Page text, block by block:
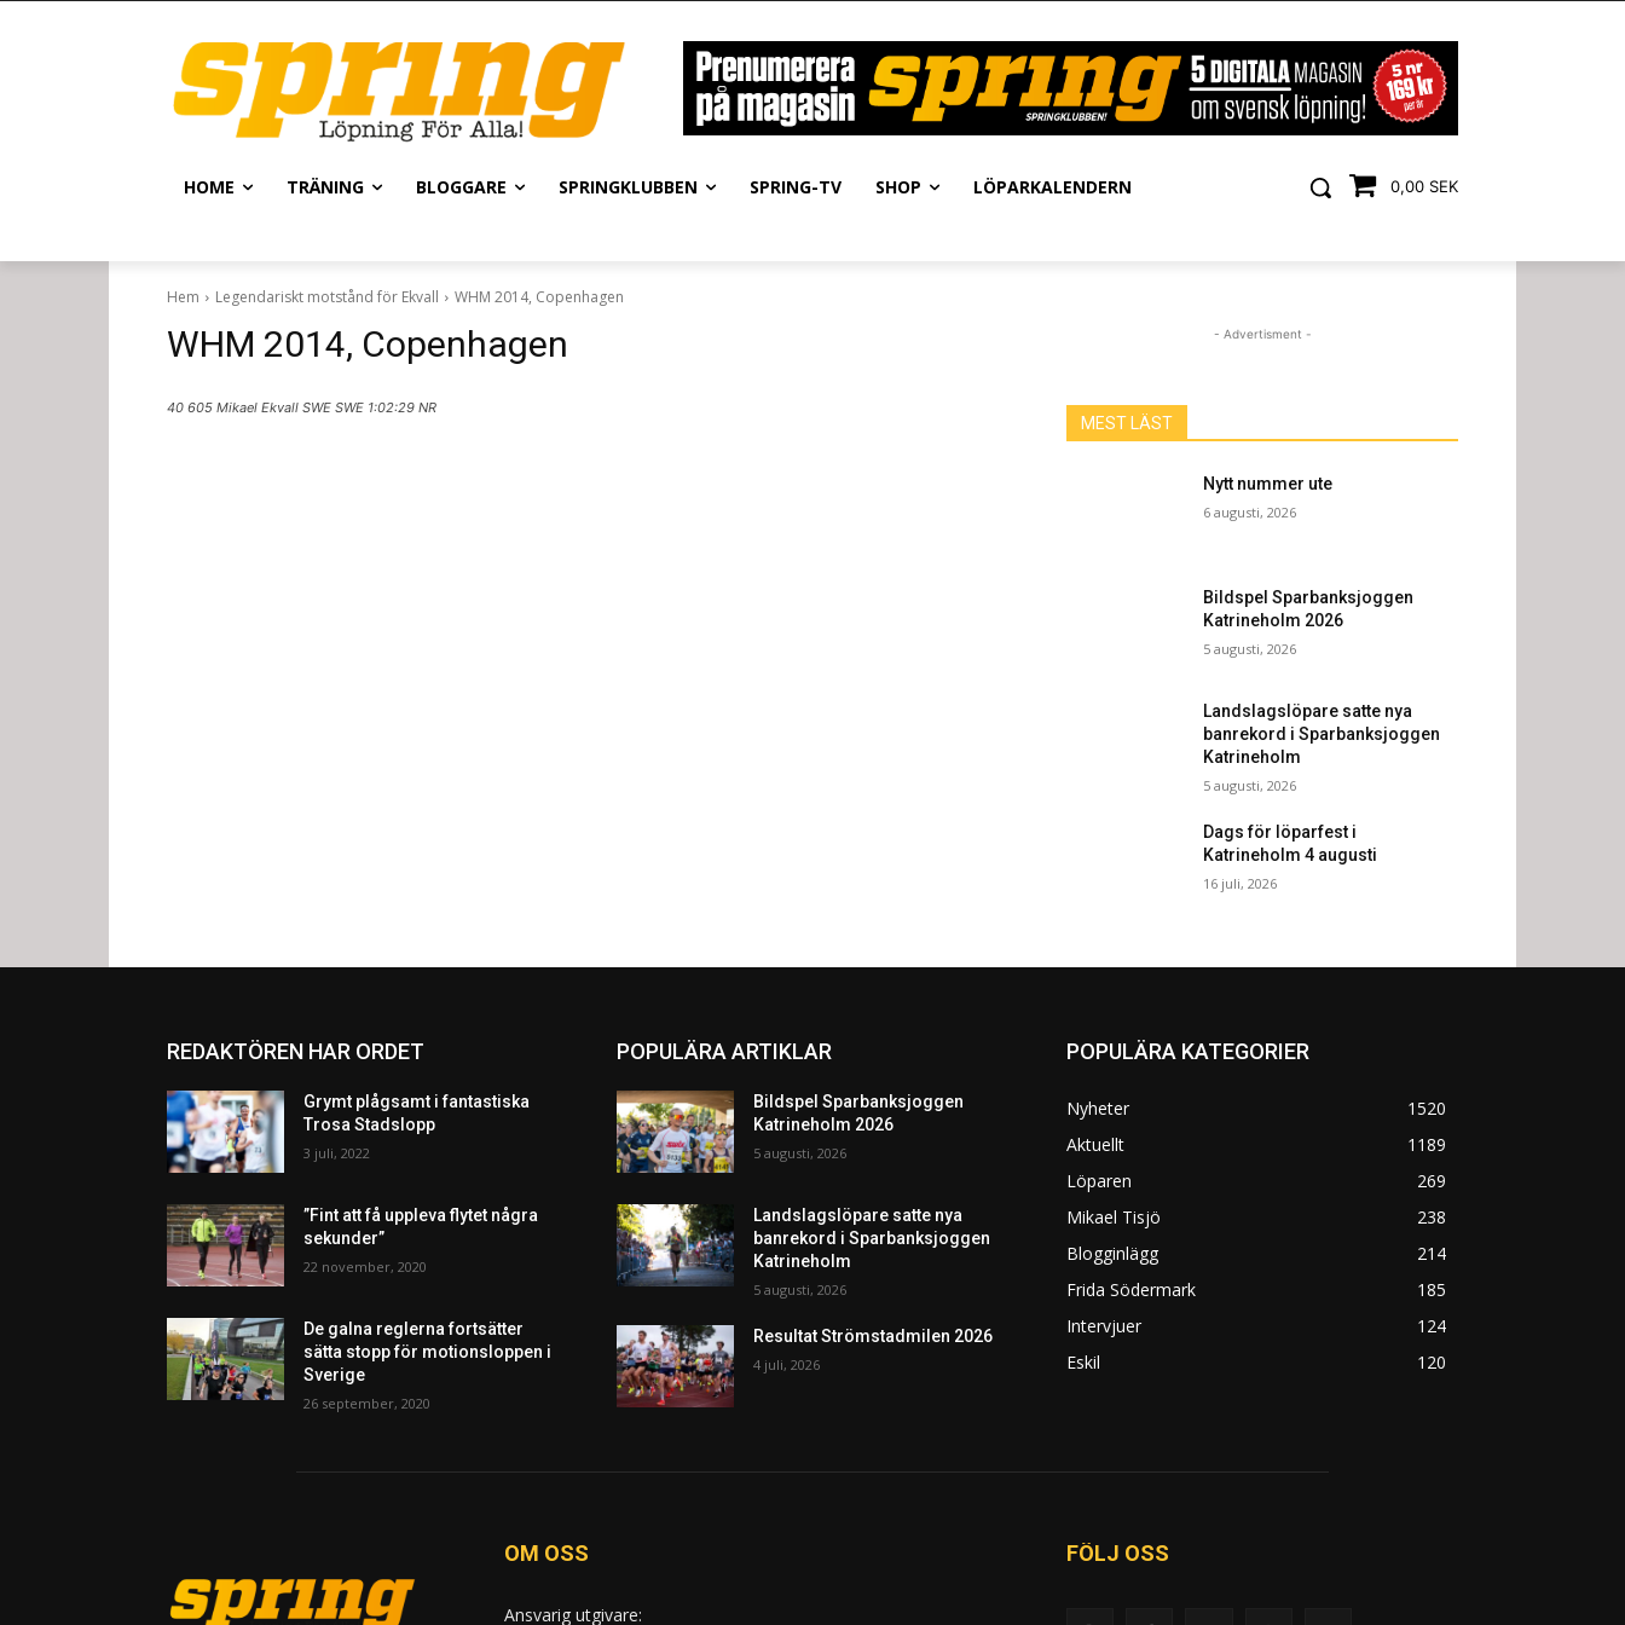
0,00 SEK
HOME TRÄNING BLOGGARE SPRINGKLUBBEN SPRING-TV SHOP LÖPARKALENDERN
Hem Legendariskt motstånd för Ekvall WHM 2014, Copenhagen
WHM 2014, Copenhagen
40 605 Mikael Ekvall SWE SWE 1:02:29 NR
- Advertisment -
MEST LÄST
Nytt nummer ute
6 augusti, 2026
Bildspel Sparbanksjoggen
Katrineholm 2026
5 augusti, 2026
Landslagslöpare satte nya
banrekord i Sparbanksjoggen
Katrineholm
5 augusti, 2026
Dags för löparfest i
Katrineholm 4 augusti
16 juli, 2026
REDAKTÖREN HAR ORDET
Grymt plågsamt i fantastiska
Trosa Stadslopp
3 juli, 2022
”Fint att få uppleva flytet några
sekunder”
22 november, 2020
De galna reglerna fortsätter
sätta stopp för motionsloppen i
Sverige
26 september, 2020
POPULÄRA ARTIKLAR
Bildspel Sparbanksjoggen
Katrineholm 2026
5 augusti, 2026
Landslagslöpare satte nya
banrekord i Sparbanksjoggen
Katrineholm
5 augusti, 2026
Resultat Strömstadmilen 2026
4 juli, 2026
POPULÄRA KATEGORIER
Nyheter
1520
Aktuellt
1189
Löparen
269
Mikael Tisjö
238
Blogginlägg
214
Frida Södermark
185
Intervjuer
124
Eskil
120
OM OSS
Ansvarig utgivare:
FÖLJ OSS